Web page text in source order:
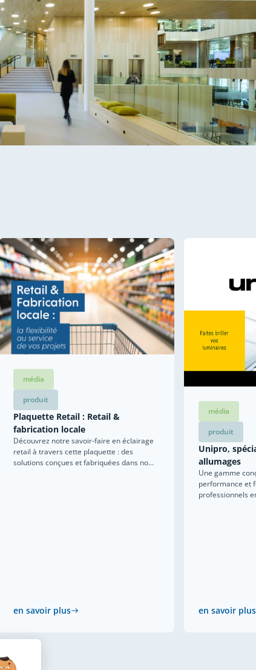
média
produit
Plaquette Retail : Retail &
fabrication locale
Découvrez notre savoir-faire en éclairage
retail à travers cette plaquette : des
solutions conçues et fabriquées dans no...
en savoir plus
média
produit
Unipro,
allumages
Une gamme
performance et
professionnels
en savoir plus